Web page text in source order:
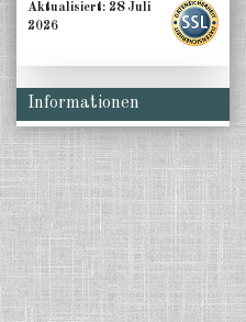
Aktualisiert: 28 Juli
2026
Informationen